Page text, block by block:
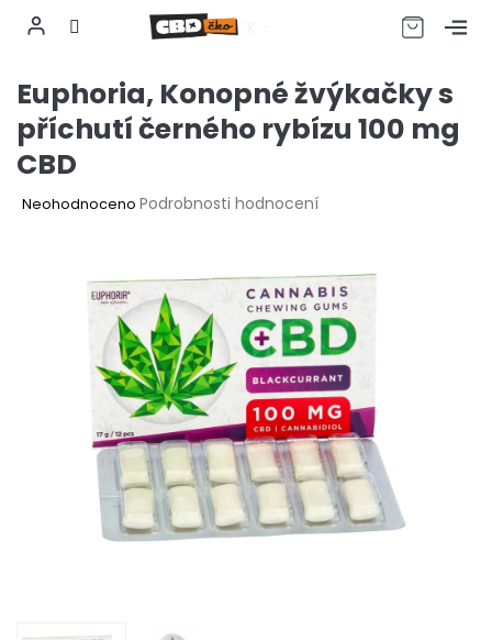
obsah
CZK
Euphoria, Konopné žvýkačky s
příchutí černého rybízu 100 mg
CBD
Průměrné
Neohodnoceno Podrobnosti hodnocení